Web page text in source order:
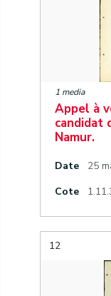
1 media
Appel à
candidat
Namur.
Date
25
Cote
12